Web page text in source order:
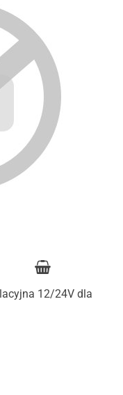
12/24V dla